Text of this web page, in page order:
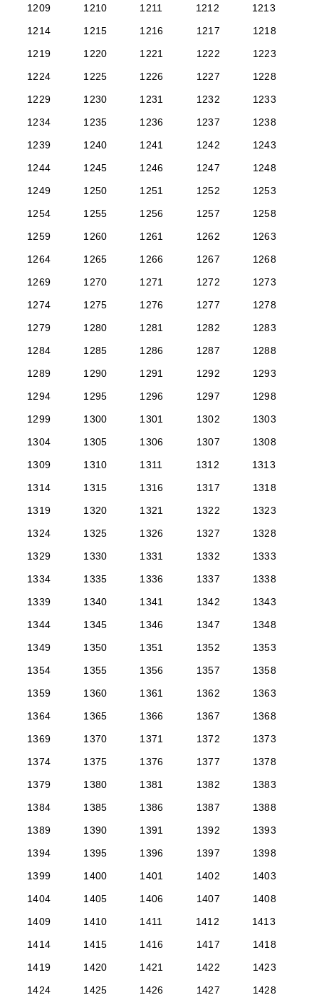
1209
1210 1211 1212
1213
1214
1215 1216 1217
1218
1219
1220 1221 1222
1223
1224
1225 1226 1227
1228
1229
1230 1231 1232
1233
1234
1235 1236 1237
1238
1239
1240 1241 1242
1243
1244
1245 1246 1247
1248
1249
1250 1251 1252
1253
1254
1255 1256 1257
1258
1259
1260 1261 1262
1263
1264
1265 1266 1267
1268
1269
1270 1271 1272
1273
1274
1275 1276 1277
1278
1279
1280 1281 1282
1283
1284
1285 1286 1287
1288
1289
1290 1291 1292
1293
1294
1295 1296 1297
1298
1299
1300 1301 1302
1303
1304
1305 1306 1307
1308
1309
1310 1311 1312
1313
1314
1315 1316 1317
1318
1319
1320 1321 1322
1323
1324
1325 1326 1327
1328
1329
1330 1331 1332
1333
1334
1335 1336 1337
1338
1339
1340 1341 1342
1343
1344
1345 1346 1347
1348
1349
1350 1351 1352
1353
1354
1355 1356 1357
1358
1359
1360 1361 1362
1363
1364
1365 1366 1367
1368
1369
1370 1371 1372
1373
1374
1375 1376 1377
1378
1379
1380 1381 1382
1383
1384
1385 1386 1387
1388
1389
1390 1391 1392
1393
1394
1395 1396 1397
1398
1399
1400 1401 1402
1403
1404
1405 1406 1407
1408
1409
1410 1411 1412
1413
1414
1415 1416 1417
1418
1419
1420 1421 1422
1423
1424
1425 1426 1427 1428